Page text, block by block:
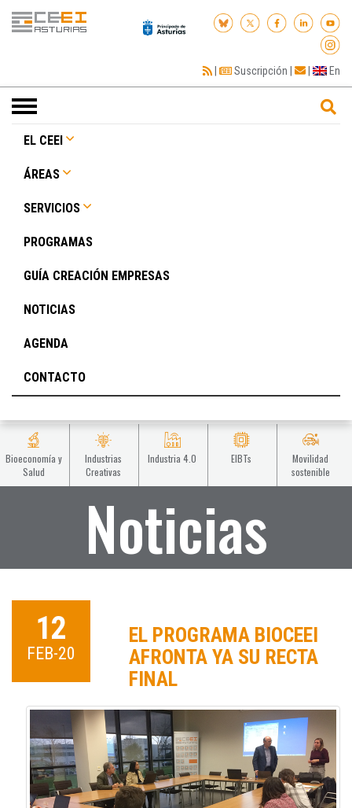
| Suscripción | | En
Toggle
navigation
EL CEEI
ÁREAS
SERVICIOS
PROGRAMAS
GUÍA CREACIÓN EMPRESAS
NOTICIAS
AGENDA
CONTACTO
Bioeconomía y
Salud
Industrias
Creativas
Industria 4.0 EIBTs
Movilidad
sostenible
Noticias
12
FEB-20
EL PROGRAMA BIOCEEI
AFRONTA YA SU RECTA
FINAL